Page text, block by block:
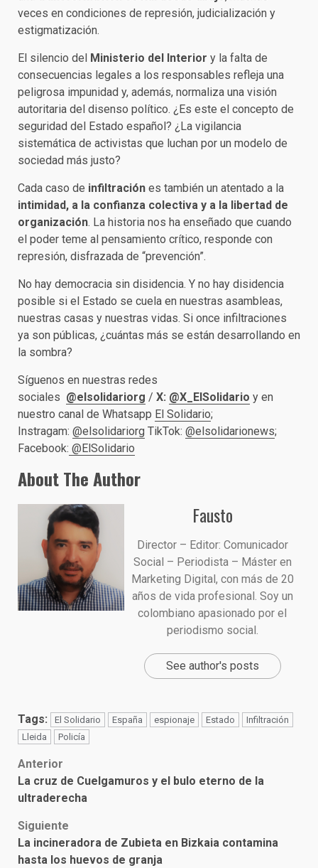
veces en condiciones de represión, judicialización y
estigmatización.
El silencio del Ministerio del Interior y la falta de
consecuencias legales a los responsables refleja una
peligrosa impunidad y, además, normaliza una visión
autoritaria del disenso político. ¿Es este el concepto de
seguridad del Estado español? ¿La vigilancia
sistemática de activistas que luchan por un modelo de
sociedad más justo?
Cada caso de infiltración es también un atentado a la
intimidad, a la confianza colectiva y a la libertad de
organización. La historia nos ha enseñado que cuando
el poder teme al pensamiento crítico, responde con
represión, disfrazada de “prevención”.
No hay democracia sin disidencia. Y no hay disidencia
posible si el Estado se cuela en nuestras asambleas,
nuestras casas y nuestras vidas. Si once infiltraciones
ya son públicas, ¿cuántas más se están desarrollando en
la sombra?
Síguenos en nuestras redes
sociales @elsolidariorg / X: @X_ElSolidario y en
nuestro canal de Whatsapp El Solidario;
Instragam: @elsolidariorg TikTok: @elsolidarionews;
Facebook: @ElSolidario
About The Author
Fausto
Director – Editor: Comunicador
Social – Periodista – Máster en
Marketing Digital, con más de 20
años de vida profesional. Soy un
colombiano apasionado por el
periodismo social.
See author's posts
Tags: El Solidario España espionaje Estado
Infiltración
Lleida
Policía
Post
navigation
Anterior
La cruz de Cuelgamuros y el bulo eterno de la
ultraderecha
Siguiente
La incineradora de Zubieta en Bizkaia contamina
hasta los huevos de granja